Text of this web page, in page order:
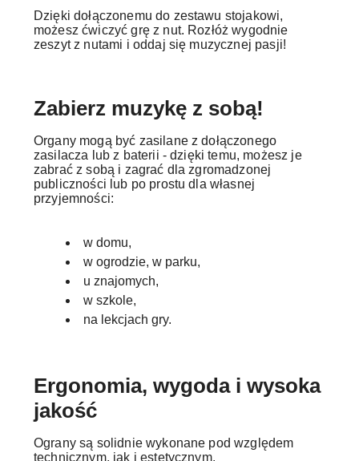
Dzięki dołączonemu do zestawu stojakowi,
możesz ćwiczyć grę z nut. Rozłóż wygodnie
zeszyt z nutami i oddaj się muzycznej pasji!
Zabierz muzykę z sobą!
Organy mogą być zasilane z dołączonego
zasilacza lub z baterii - dzięki temu, możesz je
zabrać z sobą i zagrać dla zgromadzonej
publiczności lub po prostu dla własnej
przyjemności:
w domu,
w ogrodzie, w parku,
u znajomych,
w szkole,
na lekcjach gry.
Ergonomia, wygoda i wysoka
jakość
Ograny są solidnie wykonane pod względem
technicznym, jak i estetycznym.